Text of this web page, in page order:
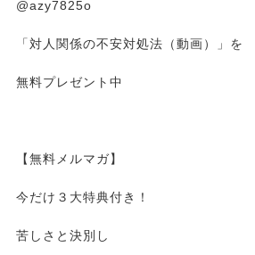
@azy7825o
「対人関係の不安対処法（動画）」を
無料プレゼント中
【無料メルマガ】
今だけ３大特典付き！
苦しさと決別し